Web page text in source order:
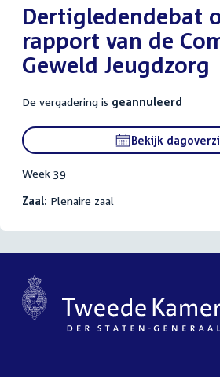
:Dertigledendebat
rapport van de
Geweld Jeugdzorg
De vergadering is geannuleerd
Bekijk
Week 39
Zaal: Plenaire zaal